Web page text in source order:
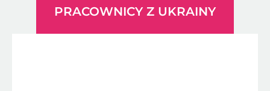
PRACOWNICY Z UKRAINY